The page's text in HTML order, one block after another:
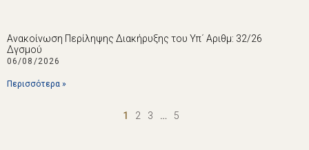
Ανακοίνωση Περίληψης Διακήρυξης του Υπ΄ Αριθμ: 32/26
Δγσμού
06/08/2026
Περισσότερα »
1 2 3 … 5